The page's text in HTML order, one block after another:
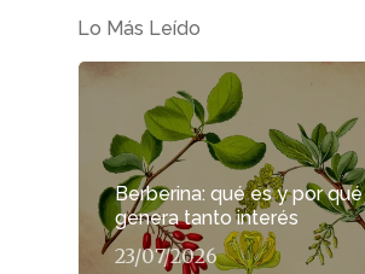
Lo Más Leído
Berberina: qué es y por qué
genera tanto interés
23/07/2026